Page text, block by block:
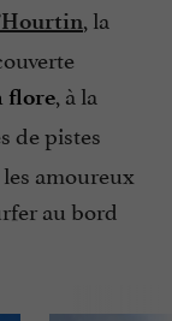
, la
flore, à la
de pistes
amoureux
au bord